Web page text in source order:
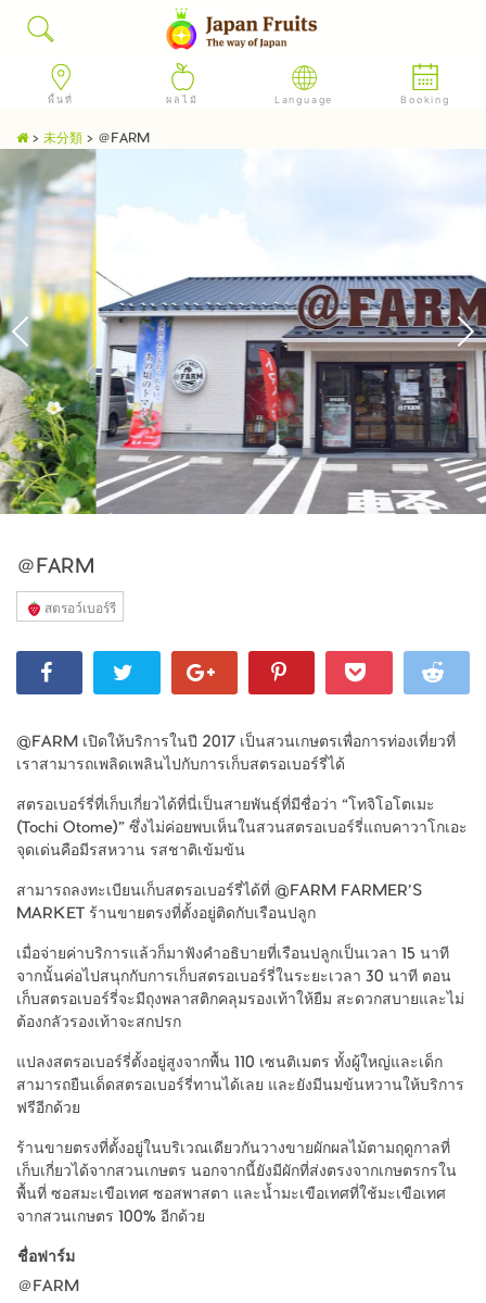
พื้นที่ ผลไม้ Language Booking
> 未分類 > ＠FARM
＠FARM
สตรอว์เบอร์รี
@FARM เปิดให้บริการในปี 2017 เป็นสวนเกษตรเพื่อการท่องเที่ยวที่
เราสามารถเพลิดเพลินไปกับการเก็บสตรอเบอร์รี่ได้
สตรอเบอร์รี่ที่เก็บเกี่ยวได้ที่นี่เป็นสายพันธุ์ที่มีชื่อว่า “โทจิโอโตเมะ
(Tochi Otome)” ซึ่งไม่ค่อยพบเห็นในสวนสตรอเบอร์รี่แถบคาวาโกเอะ
จุดเด่นคือมีรสหวาน รสชาติเข้มข้น
สามารถลงทะเบียนเก็บสตรอเบอร์รี่ได้ที่ @FARM FARMER’S
MARKET ร้านขายตรงที่ตั้งอยู่ติดกับเรือนปลูก
เมื่อจ่ายค่าบริการแล้วก็มาฟังคำอธิบายที่เรือนปลูกเป็นเวลา 15 นาที
จากนั้นค่อไปสนุกกับการเก็บสตรอเบอร์รี่ในระยะเวลา 30 นาที ตอน
เก็บสตรอเบอร์รี่จะมีถุงพลาสติกคลุมรองเท้าให้ยืม สะดวกสบายและไม่
ต้องกลัวรองเท้าจะสกปรก
แปลงสตรอเบอร์รี่ตั้งอยู่สูงจากพื้น 110 เซนติเมตร ทั้งผู้ใหญ่และเด็ก
สามารถยืนเด็ดสตรอเบอร์รี่ทานได้เลย และยังมีนมข้นหวานให้บริการ
ฟรีอีกด้วย
ร้านขายตรงที่ตั้งอยู่ในบริเวณเดียวกันวางขายผักผลไม้ตามฤดูกาลที่
เก็บเกี่ยวได้จากสวนเกษตร นอกจากนี้ยังมีผักที่ส่งตรงจากเกษตรกรใน
พื้นที่ ซอสมะเขือเทศ ซอสพาสตา และน้ำมะเขือเทศที่ใช้มะเขือเทศ
จากสวนเกษตร 100% อีกด้วย
ชื่อฟาร์ม
＠FARM